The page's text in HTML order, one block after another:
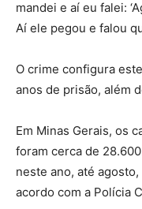
mandei e aí eu falei:
Aí ele pegou e falou
O crime configura
anos de prisão, além
Em Minas Gerais, os
foram cerca de
neste ano, até
acordo com a Polícia